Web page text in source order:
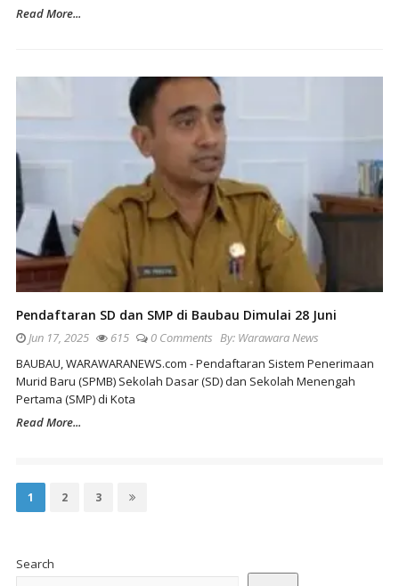
Read More...
Pendaftaran SD dan SMP di Baubau Dimulai 28 Juni
Jun 17, 2025 615 0 Comments By: Warawara News
BAUBAU, WARAWARANEWS.com - Pendaftaran Sistem Penerimaan
Murid Baru (SPMB) Sekolah Dasar (SD) dan Sekolah Menengah
Pertama (SMP) di Kota
Read More...
pagination
Page
1 Page
2 Page
3
Search